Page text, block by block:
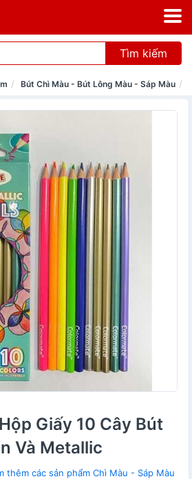
Tìm kiếm
Bút Chì Màu - Bút Lông Màu - Sáp Màu
Giấy 10 Cây Bút
Và Metallic
thêm các sản phẩm Chì Màu - Sáp Màu